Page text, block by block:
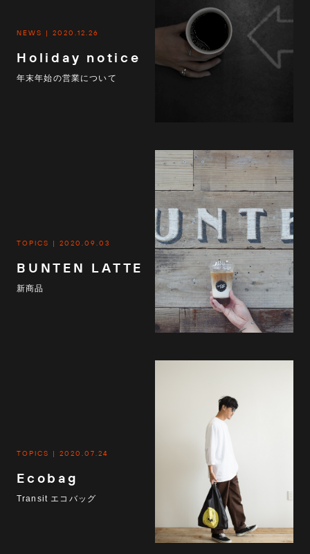
NEWS 2020.12.26
Holiday notice
年末年始の営業について
TOPICS 2020.09.03
BUNTEN LATTE
新商品
TOPICS 2020.07.24
Ecobag
Transit エコバッグ